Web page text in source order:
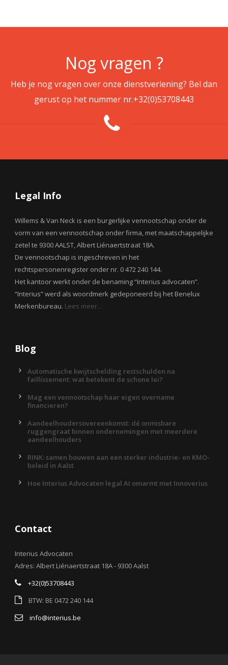
Nog vragen ?
Heb je nog vragen over onze dienstverlening? Bel dan
gerust op het nummer nr.+32(0)53708443
Legal Info
Willems & Van Neck is een burgerlijke vennootschap onder de
vorm van een vennootschap onder firma, met maatschappelijke
zetel te 9300 AALST, Albert Liénaertstraat 18A.
De vennootschap is ingeschreven in het
rechtspersonenregister onder nr. 0 472 240 144.
Het kantoor werkt onder de benaming “Interius advocaten”.
“Interius” werd als woordmerk gedeponeerd bij het Benelux
Merkenbureau. Lees meer…
Blog
Automatische kwijtschelding restschulden na
faillissement: wat betekent de schone lei?
Mag een vennootschap haar eigen overname
financieren?
Aandeelhoudersovereenkomst: dé onmisbare
ruggengraat binnen ondernemingen met meerdere
aandeelhouders
RINK: samen bouwen aan een sterker industrie- en KMO-
beleid in Aalst
Hoe Interius Advocaten legal AI omarmt met Innoverius
Contact
Interius Advocaten
Adres: Albert Liénaertstraat 18A - 9300 Aalst
+32(0)53708443
BTW: BE 0472 240 144
info@interius.be